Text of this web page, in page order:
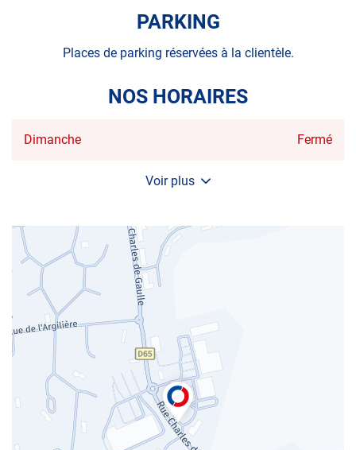
PARKING
Places de parking réservées à la clientèle.
NOS HORAIRES
Horaires
Dimanche Fermé
Voir plus
et
d'ouverture
centre
AUTOSUR
AUBEVOYE